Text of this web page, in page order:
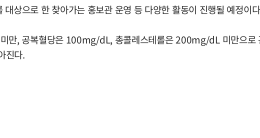
상으로 한 찾아가는 홍보관 운영 등 다양한 활동이 진행될 예정이
, 공복혈당은 100mg/dL, 총콜레스테롤은 200mg/dL 미만으로
진다.